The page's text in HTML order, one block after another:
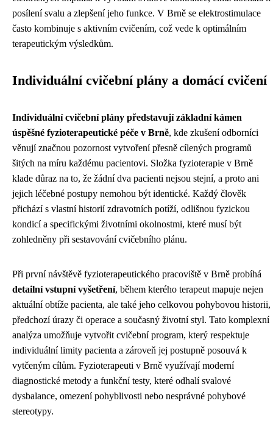
posílení svalu a zlepšení jeho funkce. V Brně se elektrostimulace
často kombinuje s aktivním cvičením, což vede k optimálním
terapeutickým výsledkům.
Individuální cvičební plány a domácí cvičení
Individuální cvičební plány představují základní kámen
úspěšné fyzioterapeutické péče v Brně, kde zkušení odborníci
věnují značnou pozornost vytvoření přesně cílených programů
šitých na míru každému pacientovi. Složka fyzioterapie v Brně
klade důraz na to, že žádní dva pacienti nejsou stejní, a proto ani
jejich léčebné postupy nemohou být identické. Každý člověk
přichází s vlastní historií zdravotních potíží, odlišnou fyzickou
kondicí a specifickými životními okolnostmi, které musí být
zohledněny při sestavování cvičebního plánu.
Při první návštěvě fyzioterapeutického pracoviště v Brně probíhá
detailní vstupní vyšetření, během kterého terapeut mapuje nejen
aktuální obtíže pacienta, ale také jeho celkovou pohybovou historii,
předchozí úrazy či operace a současný životní styl. Tato komplexní
analýza umožňuje vytvořit cvičební program, který respektuje
individuální limity pacienta a zároveň jej postupně posouvá k
vytčeným cílům. Fyzioterapeuti v Brně využívají moderní
diagnostické metody a funkční testy, které odhalí svalové
dysbalance, omezení pohyblivosti nebo nesprávné pohybové
stereotypy.